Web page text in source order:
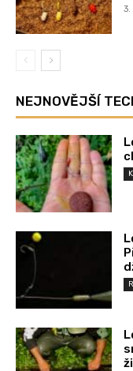
NEJNOVĚJŠÍ